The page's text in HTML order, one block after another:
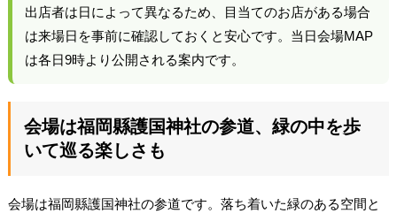
出店者は日によって異なるため、目当てのお店がある場合
は来場日を事前に確認しておくと安心です。当日会場MAP
は各日9時より公開される案内です。
会場は福岡縣護国神社の参道、緑の中を歩
いて巡る楽しさも
会場は福岡縣護国神社の参道です。落ち着いた緑のある空間と